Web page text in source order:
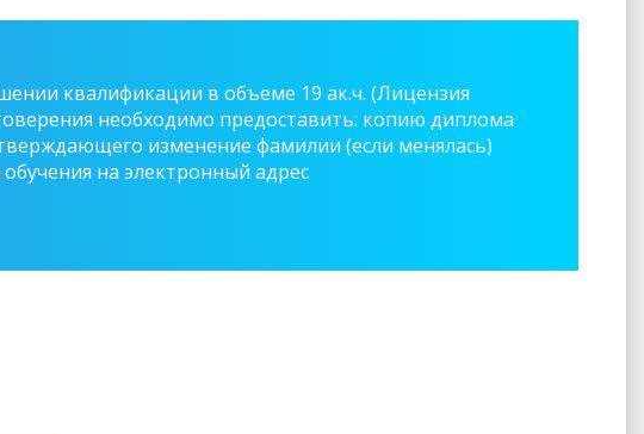
квалификации в объеме 19 ак.ч. (Лицензия
необходимо предоставить: копию диплома
изменение фамилии (если менялась)
на электронный адрес